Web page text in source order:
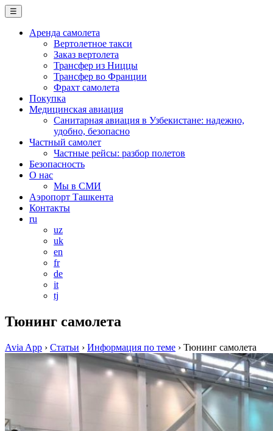
☰
Аренда самолета
Вертолетное такси
Заказ вертолета
Трансфер из Ниццы
Трансфер во Франции
Фрахт самолета
Покупка
Медицинская авиация
Санитарная авиация в Узбекистане: надежно,
удобно, безопасно
Частный самолет
Частные рейсы: разбор полетов
Безопасность
О нас
Мы в СМИ
Аэропорт Ташкента
Контакты
ru
uz
uk
en
fr
de
it
tj
Тюнинг самолета
Avia App › Статьи › Информация по теме › Тюнинг самолета